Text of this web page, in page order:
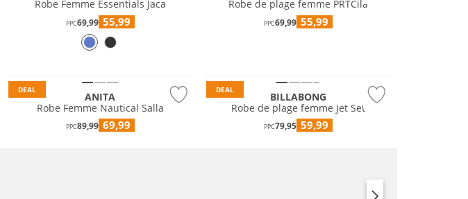
Robe Femme Essentials Jaca
PPC69,99 55,99
Robe de plage femme PRTCila
PPC69,99 55,99
DEAL
ANITA
Robe Femme Nautical Salla
PPC89,99 69,99
DEAL
BILLABONG
Robe de plage femme Jet Set
PPC79,95 59,99